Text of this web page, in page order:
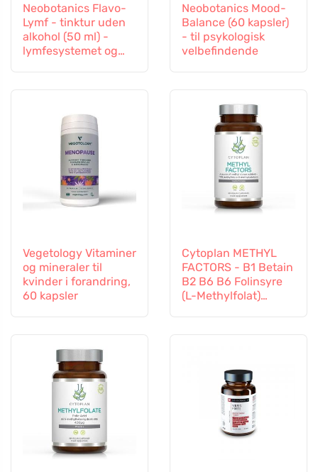
Neobotanics Flavo-
Lymf - tinktur uden
alkohol (50 ml) -
lymfesystemet og
Neobotanics Mood-
Balance (60 kapsler)
- til psykologisk
velbefindende
Vegetology Vitaminer
og mineraler til
kvinder i forandring,
60 kapsler
Cytoplan METHYL
FACTORS - B1 Betain
B2 B6 B6 Folinsyre
(L-Methylfolat)